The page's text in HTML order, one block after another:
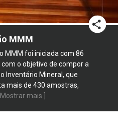
MMM
MMM foi iniciada com 86
o objetivo de compor a
Inventário Mineral, que
mais de 430 amostras,
[ Mostrar mais ]